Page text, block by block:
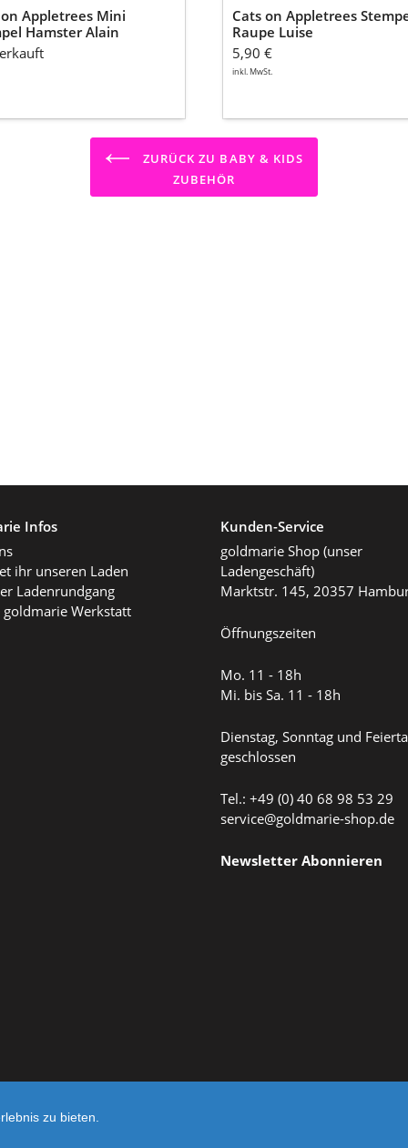
Appletrees Mini
Hamster Alain
Cats on Appletrees
Raupe Luise
5,90 €
inkl. MwSt.
ZURÜCK ZU BABY & KIDS
ZUBEHÖR
Infos
ihr unseren Laden
Ladenrundgang
goldmarie Werkstatt
Kunden-Service
goldmarie Shop (unser
Ladengeschäft)
Marktstr. 145, 20357
Öffnungszeiten
Mo. 11 - 18h
Mi. bis Sa. 11 - 18h
Dienstag, Sonntag und
geschlossen
Tel.: +49 (0) 40 68 98 53 29
service@goldmarie-shop.de
Newsletter Abonnieren
zu bieten.